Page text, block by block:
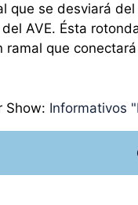
que se desviará
AVE. Ésta
ramal que
Show: Informativos